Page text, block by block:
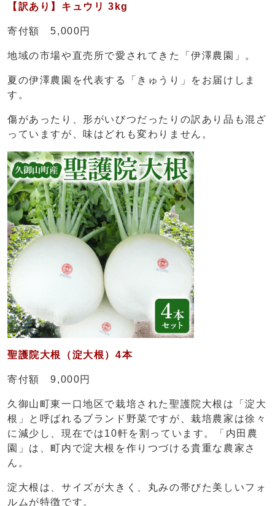
【訳あり】キュウリ 3kg
寄付額 5,000円
地域の市場や直売所で愛されてきた「伊澤農園」。
夏の伊澤農園を代表する「きゅうり」をお届けしま
す。
傷があったり、形がいびつだったりの訳あり品も混ざ
っていますが、味はどれも変わりません。
聖護院大根（淀大根）4本
寄付額 9,000円
久御山町東一口地区で栽培された聖護院大根は「淀大
根」と呼ばれるブランド野菜ですが、栽培農家は徐々
に減少し、現在では10軒を割っています。「内田農
園」は、町内で淀大根を作りつづける貴重な農家さ
ん。
淀大根は、サイズが大きく、丸みの帯びた美しいフォ
ルムが特徴です。